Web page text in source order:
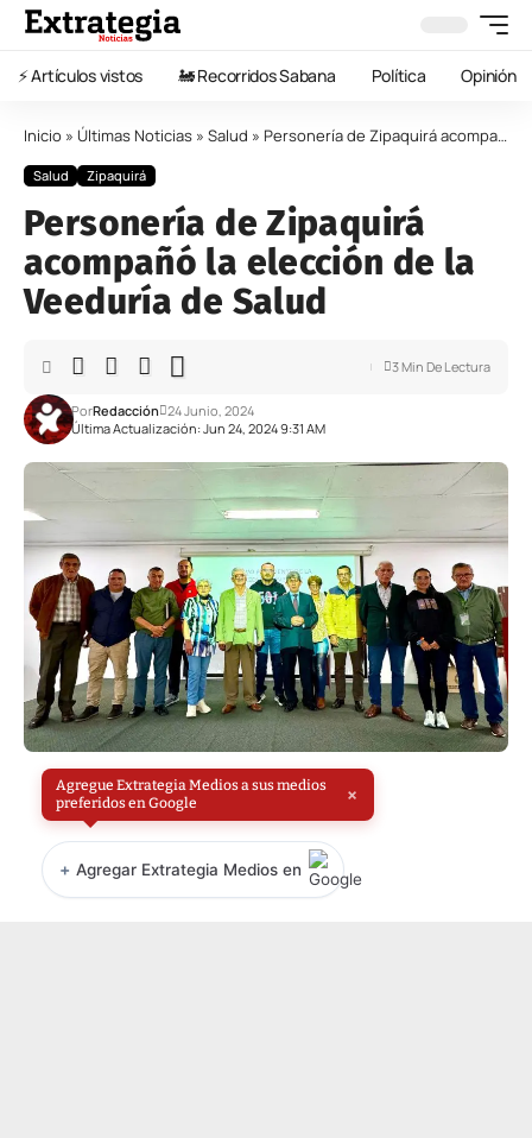
⚡️ Artículos vistos 🚂 Recorridos Sabana Política Opinión
Inicio » Últimas Noticias » Salud » Personería de Zipaquirá acompañó la elección de la Veeduría de Salud
Salud Zipaquirá
Personería de Zipaquirá
acompañó la elección de la
Veeduría de Salud
Última Actualización: Jun 24, 2024 9:31 AM
PorRedacción 24 Junio, 2024
3 Min De Lectura
Agregue Extrategia Medios a sus medios
preferidos en Google
×
+ Agregar Extrategia Medios en